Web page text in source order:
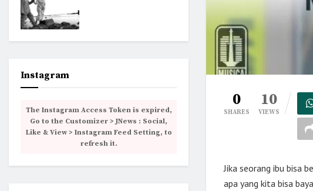
0
SHARES
10
VIEWS
Jika seorang ibu bisa
apa yang kita bisa
Instagram
The Instagram Access Token is expired,
Go to the Customizer > JNews : Social,
Like & View > Instagram Feed Setting, to
refresh it.